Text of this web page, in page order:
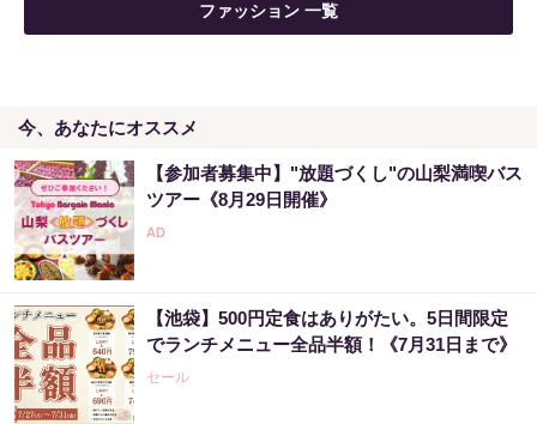
ファッション 一覧
今、あなたにオススメ
【参加者募集中】"放題づくし"の山梨満喫バス
ツアー《8月29日開催》
【池袋】500円定食はありがたい。5日間限定
でランチメニュー全品半額！《7月31日まで》
セール